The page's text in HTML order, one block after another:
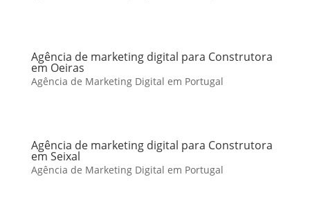
Agência de marketing digital para Construtora
em Oeiras
Agência de Marketing Digital em Portugal
Agência de marketing digital para Construtora
em Seixal
Agência de Marketing Digital em Portugal